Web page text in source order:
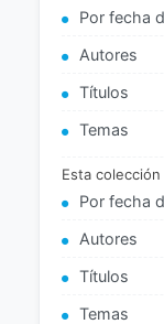
Por fecha
Autores
Títulos
Temas
Esta colección
Por fecha
Autores
Títulos
Temas